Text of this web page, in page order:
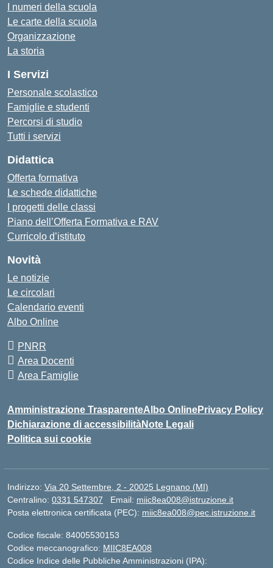
I numeri della scuola
Le carte della scuola
Organizzazione
La storia
I Servizi
Personale scolastico
Famiglie e studenti
Percorsi di studio
Tutti i servizi
Didattica
Offerta formativa
Le schede didattiche
I progetti delle classi
Piano dell’Offerta Formativa e RAV
Curricolo d’istituto
Novità
Le notizie
Le circolari
Calendario eventi
Albo Online
PNRR
Area Docenti
Area Famiglie
Amministrazione TrasparenteAlbo OnlinePrivacy Policy
Dichiarazione di accessibilitàNote Legali
Politica sui cookie
Indirizzo: Via 20 Settembre, 2 - 20025 Legnano (MI)
Centralino: 0331 547307 Email: miic8ea008@istruzione.it
Posta elettronica certificata (PEC): miic8ea008@pec.istruzione.it
Codice fiscale: 84005530153
Codice meccanografico: MIIC8EA008
Codice Indice delle Pubbliche Amministrazioni (IPA):